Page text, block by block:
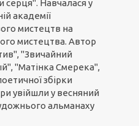
серця". Навчалася у
академії
мистецтв на
мистецтва. Автор
"Звичайний
"Матінка Смерека",
збірки
увійшли у весняний
альманаху